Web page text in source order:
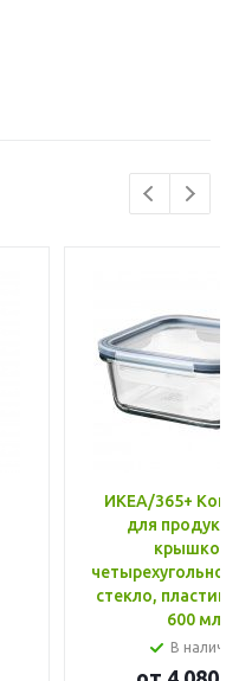
ИКЕА/365+
для
крышкой,
стекло, пластик
600 мл
В